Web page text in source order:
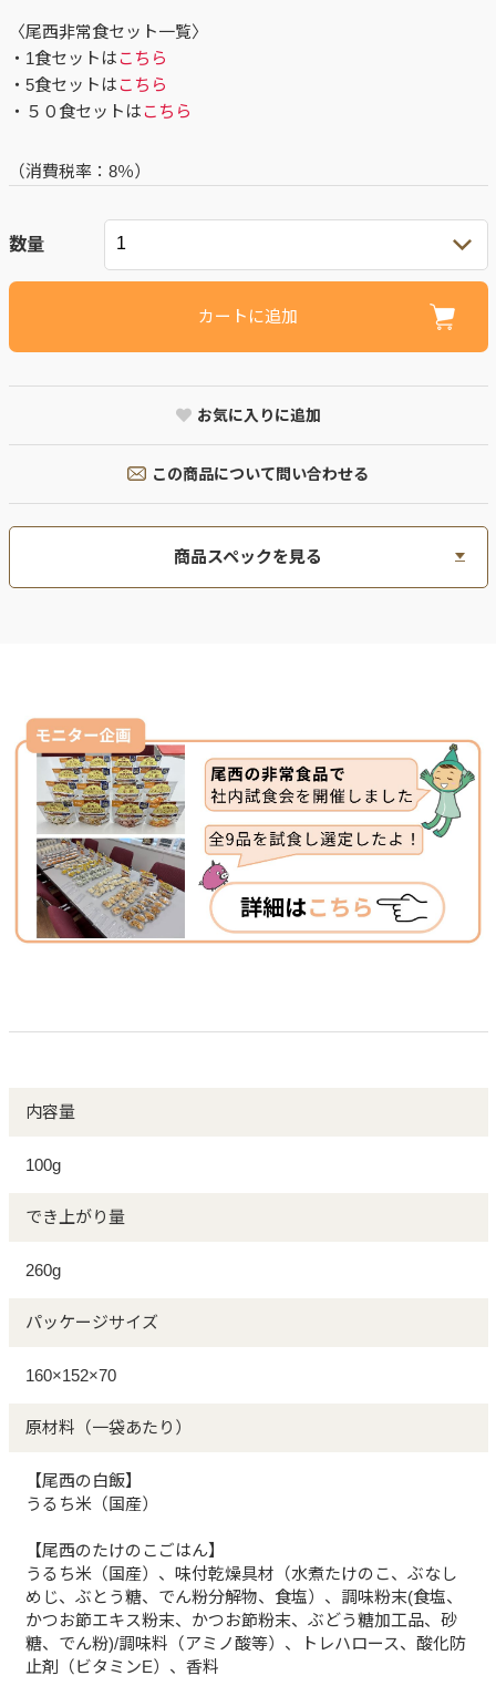
〈尾西非常食セット一覧〉
・1食セットはこちら
・5食セットはこちら
・５０食セットはこちら
（消費税率： 8％）
数量
カートに追加
お気に入りに追加
この商品について問い合わせる
商品スペックを見る
内容量
100g
でき上がり量
260g
パッケージサイズ
160×152×70
原材料（一袋あたり）
【尾西の白飯】
うるち米（国産）
【尾西のたけのこごはん】
うるち米（国産）、味付乾燥具材（水煮たけのこ、ぶなし
めじ、ぶとう糖、でん粉分解物、食塩）、調味粉末(食塩、
かつお節エキス粉末、かつお節粉末、ぶどう糖加工品、砂
糖、でん粉)/調味料（アミノ酸等）、トレハロース、酸化防
止剤（ビタミンE）、香料